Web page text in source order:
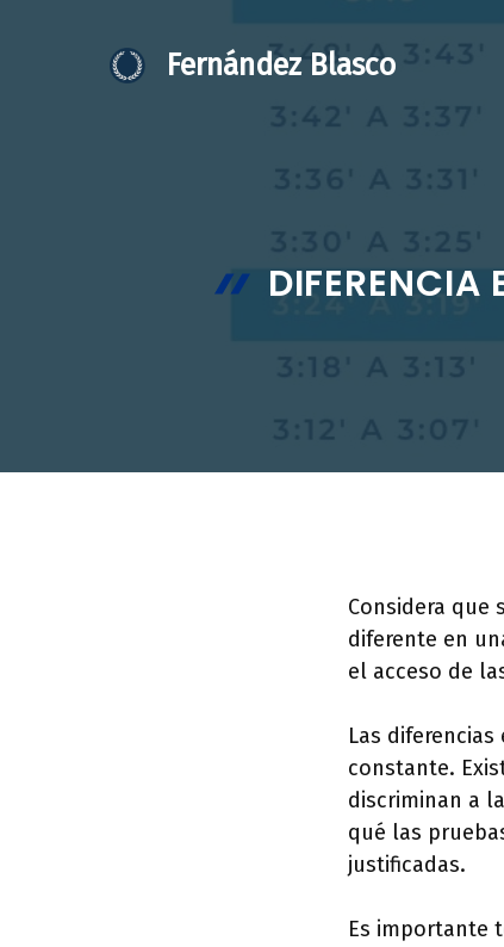
Fernández Blasco
DIFERENCIA
Considera que
diferente en
el acceso de
Las
constante.
discriminan a
qué las
justificadas.
Es importante